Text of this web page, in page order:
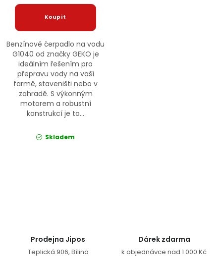
Benzínové čerpadlo na vodu
G1040 od značky GEKO je
ideálním řešením pro
přepravu vody na vaší
farmě, staveništi nebo v
zahradě. S výkonným
motorem a robustní
konstrukcí je to...
Skladem
Prodejna Jipos
Teplická 906, Bílina
Dárek zdarma
k objednávce nad 1 000 Kč